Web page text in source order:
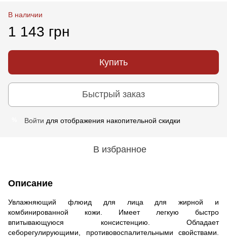
В наличии
1 143 грн
Купить
Быстрый заказ
Войти для отображения накопительной скидки
В избранное
Описание
Увлажняющий флюид для лица дляжирной и
комбинированной кожи. Имеет легкую быстро
впитывающуюся консистенцию. Обладает
себорегулирующими, противовоспалительными свойствами.